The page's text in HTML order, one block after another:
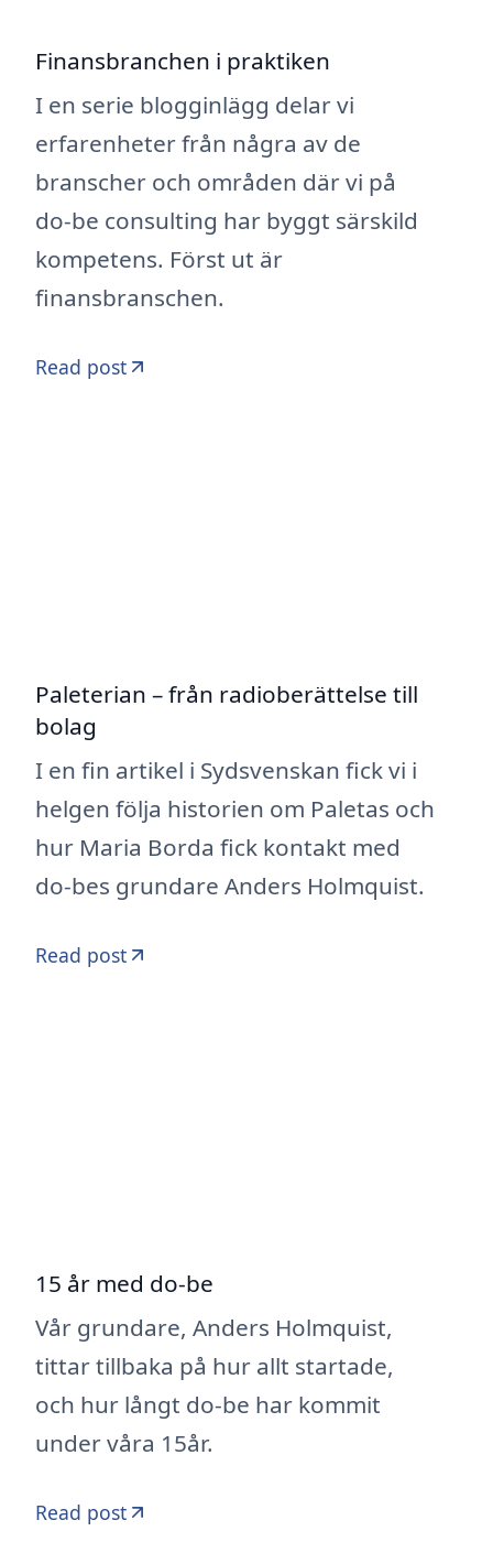
Finansbranchen i praktiken
I en serie blogginlägg delar vi
erfarenheter från några av de
branscher och områden där vi på
do-be consulting har byggt särskild
kompetens. Först ut är
finansbranschen.
Read post
Paleterian – från radioberättelse till
bolag
I en fin artikel i Sydsvenskan fick vi i
helgen följa historien om Paletas och
hur Maria Borda fick kontakt med
do-bes grundare Anders Holmquist.
Read post
15 år med do-be
Vår grundare, Anders Holmquist,
tittar tillbaka på hur allt startade,
och hur långt do-be har kommit
under våra 15år.
Read post